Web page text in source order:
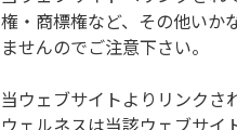
権・商標権など、その他いか
ませんのでご注意下さい。
当ウェブサイトよりリンクさ
ウェルネスは当該ウェブサ